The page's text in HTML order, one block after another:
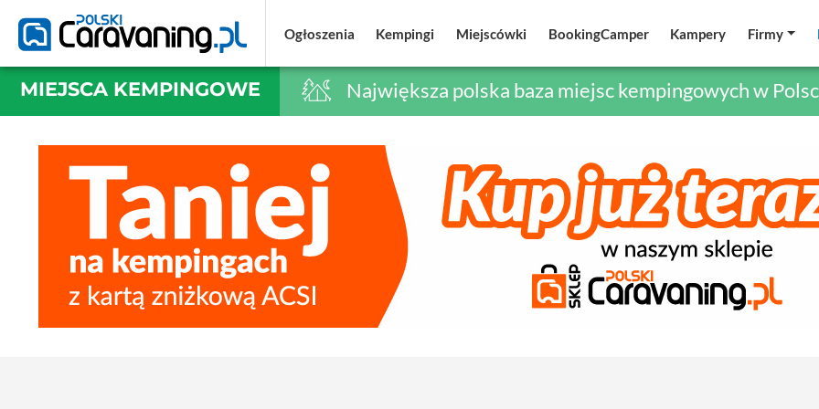
Ogłoszenia Kempingi Miejscówki BookingCamper Kampery Firmy
MIEJSCA KEMPINGOWE Największa polska baza miejsc kempingowych w
Ogłoszenia Kempingi Miejscówki BookingCamper Kampery Firmy